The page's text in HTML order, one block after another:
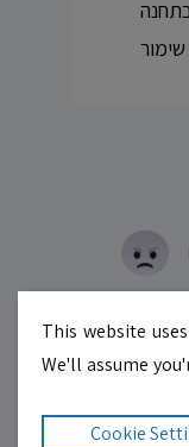
טרמינל 4 הוקם במבנה 4 בתחנה
This website
We'll assume
Cookie